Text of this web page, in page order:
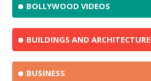
BOLLYWOOD VIDEOS
BUILDINGS AND ARCHITECTURE
BUSINESS